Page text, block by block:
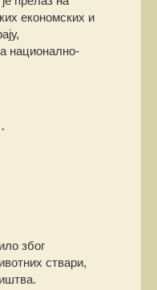
економских и
национално-
због
ствари,